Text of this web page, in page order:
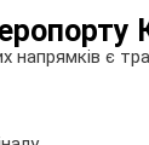
напрямків є